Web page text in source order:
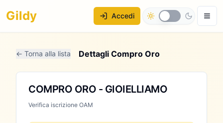
Gildy Accedi
← Torna alla lista Dettagli Compro Oro
COMPRO ORO - GIOIELLIAMO
Verifica iscrizione OAM